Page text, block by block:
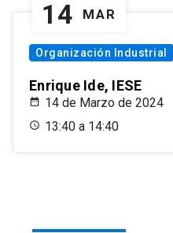
14 MAR
Organización Industrial
Enrique Ide, IESE
14 de Marzo de 2024
13:40 a 14:40